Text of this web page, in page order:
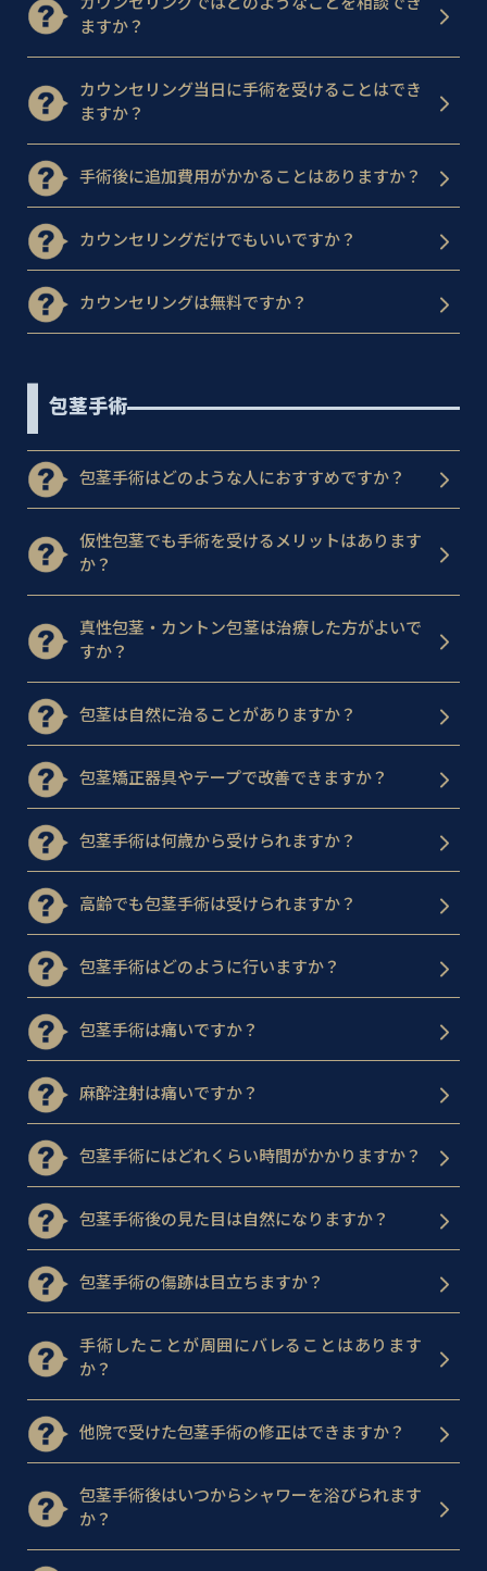
カウンセリングではどのようなことを相談でき
ますか？
カウンセリング当日に手術を受けることはでき
ますか？
手術後に追加費用がかかることはありますか？
カウンセリングだけでもいいですか？
カウンセリングは無料ですか？
包茎手術
包茎手術はどのような人におすすめですか？
仮性包茎でも手術を受けるメリットはあります
か？
真性包茎・カントン包茎は治療した方がよいで
すか？
包茎は自然に治ることがありますか？
包茎矯正器具やテープで改善できますか？
包茎手術は何歳から受けられますか？
高齢でも包茎手術は受けられますか？
包茎手術はどのように行いますか？
包茎手術は痛いですか？
麻酔注射は痛いですか？
包茎手術にはどれくらい時間がかかりますか？
包茎手術後の見た目は自然になりますか？
包茎手術の傷跡は目立ちますか？
手術したことが周囲にバレることはあります
か？
他院で受けた包茎手術の修正はできますか？
包茎手術後はいつからシャワーを浴びられます
か？